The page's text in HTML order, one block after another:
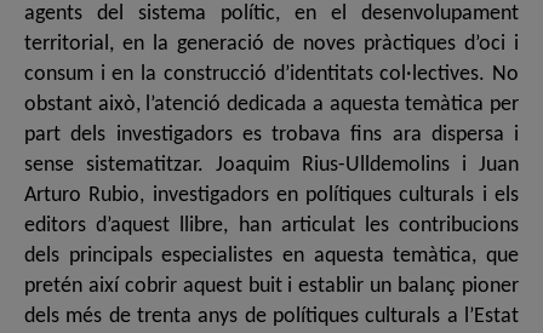
agents del sistema polític, en el desenvolupament
territorial, en la generació de noves pràctiques d’oci i
consum i en la construcció d’identitats col·lectives. No
obstant això, l’atenció dedicada a aquesta temàtica per
part dels investigadors es trobava fins ara dispersa i
sense sistematitzar. Joaquim Rius-Ulldemolins i Juan
Arturo Rubio, investigadors en polítiques culturals i els
editors d’aquest llibre, han articulat les contribucions
dels principals especialistes en aquesta temàtica, que
pretén així cobrir aquest buit i establir un balanç pioner
dels més de trenta anys de polítiques culturals a l’Estat